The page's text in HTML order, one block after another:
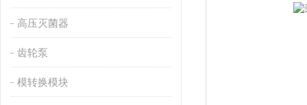
高压灭菌器
齿轮泵
模转换模块